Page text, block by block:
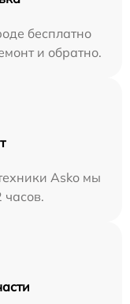
бесплатно
и обратно.
Asko мы
часов.